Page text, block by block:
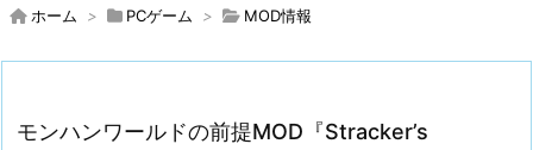
ホーム > PCゲーム > MOD情報
モンハンワールドの前提MOD『Stracker’s